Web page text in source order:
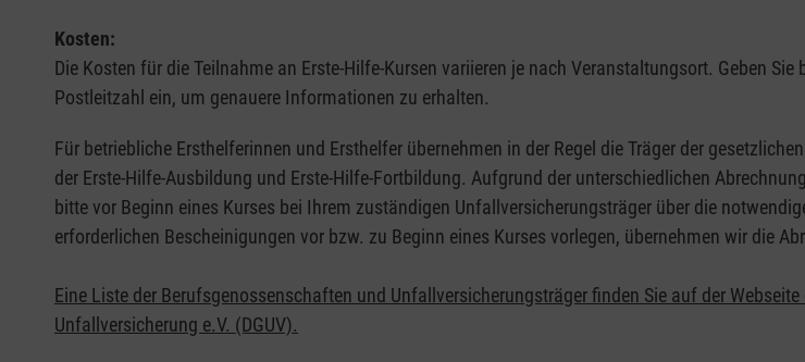
Kosten:
Die Kosten für die Teilnahme an Erste-Hilfe-Kursen variieren je nach Veranstaltungsort. Geben Sie
Postleitzahl ein, um genauere Informationen zu erhalten.
Für betriebliche Ersthelferinnen und Ersthelfer übernehmen in der Regel die Träger der
der Erste-Hilfe-Ausbildung und Erste-Hilfe-Fortbildung. Aufgrund der unterschiedlichen
bitte vor Beginn eines Kurses bei Ihrem zuständigen Unfallversicherungsträger über die
erforderlichen Bescheinigungen vor bzw. zu Beginn eines Kurses vorlegen, übernehmen wir die
Eine Liste der Berufsgenossenschaften und Unfallversicherungsträger finden Sie auf der Webseite
Unfallversicherung e.V. (DGUV).